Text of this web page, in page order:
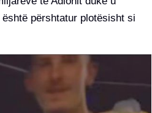
përshtatur plotësisht si